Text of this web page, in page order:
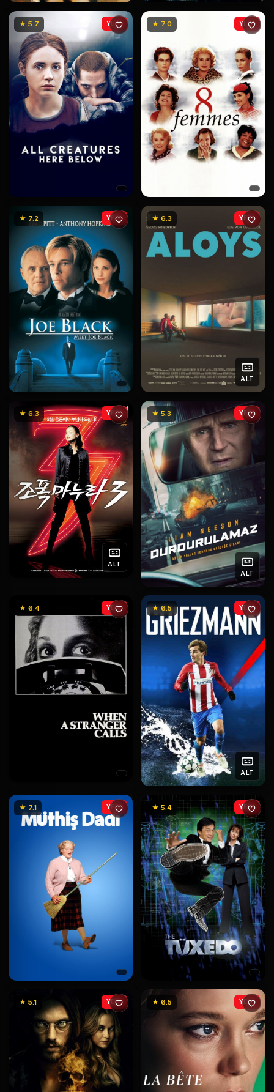
★ 5.7 YENİ ★ 7.0 YENİ
★ 7.2 YENİ ★ 6.3
ALT
YENİ
★ 6.3
ALT
YENİ ★ 5.3
ALT
YENİ
★ 6.4 YENİ ★ 6.5
ALT
YENİ
★ 7.1 YENİ ★ 5.4 YENİ
★ 5.1 YENİ ★ 6.5 YENİ